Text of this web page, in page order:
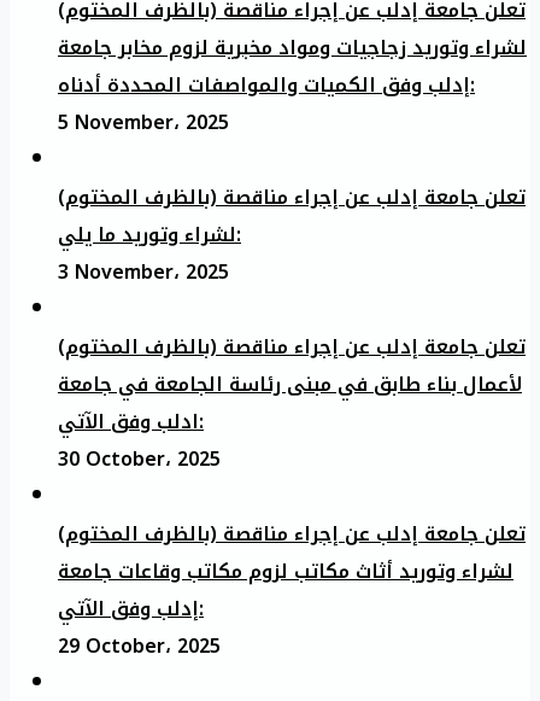
تعلن جامعة إدلب عن إجراء مناقصة (بالظرف المختوم)
لشراء وتوريد زجاجيات ومواد مخبرية لزوم مخابر جامعة
إدلب وفق الكميات والمواصفات المحددة أدناه:
5 November، 2025
تعلن جامعة إدلب عن إجراء مناقصة (بالظرف المختوم)
لشراء وتوريد ما يلي:
3 November، 2025
تعلن جامعة إدلب عن إجراء مناقصة (بالظرف المختوم)
لأعمال بناء طابق في مبنى رئاسة الجامعة في جامعة
ادلب وفق الآتي:
30 October، 2025
تعلن جامعة إدلب عن إجراء مناقصة (بالظرف المختوم)
لشراء وتوريد أثاث مكاتب لزوم مكاتب وقاعات جامعة
إدلب وفق الآتي:
29 October، 2025